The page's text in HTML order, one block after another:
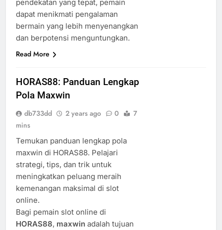
pendekatan yang tepat, pemain
dapat menikmati pengalaman
bermain yang lebih menyenangkan
dan berpotensi menguntungkan.
Read More
HORAS88: Panduan Lengkap
Pola Maxwin
db733dd 2 years ago 0
7
mins
Temukan panduan lengkap pola
maxwin di HORAS88. Pelajari
strategi, tips, dan trik untuk
meningkatkan peluang meraih
kemenangan maksimal di slot
online.
Bagi pemain slot online di
HORAS88, maxwin adalah tujuan